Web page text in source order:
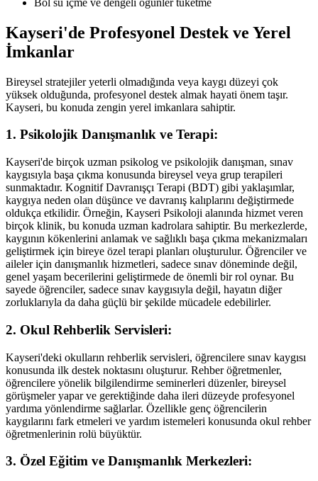
Bol su içme ve dengeli öğünler tüketme
Kayseri'de Profesyonel Destek ve Yerel
İmkanlar
Bireysel stratejiler yeterli olmadığında veya kaygı düzeyi çok
yüksek olduğunda, profesyonel destek almak hayati önem taşır.
Kayseri, bu konuda zengin yerel imkanlara sahiptir.
1. Psikolojik Danışmanlık ve Terapi:
Kayseri'de birçok uzman psikolog ve psikolojik danışman, sınav
kaygısıyla başa çıkma konusunda bireysel veya grup terapileri
sunmaktadır. Kognitif Davranışçı Terapi (BDT) gibi yaklaşımlar,
kaygıya neden olan düşünce ve davranış kalıplarını değiştirmede
oldukça etkilidir. Örneğin, Kayseri Psikoloji alanında hizmet veren
birçok klinik, bu konuda uzman kadrolara sahiptir. Bu merkezlerde,
kaygının kökenlerini anlamak ve sağlıklı başa çıkma mekanizmaları
geliştirmek için bireye özel terapi planları oluşturulur. Öğrenciler ve
aileler için danışmanlık hizmetleri, sadece sınav döneminde değil,
genel yaşam becerilerini geliştirmede de önemli bir rol oynar. Bu
sayede öğrenciler, sadece sınav kaygısıyla değil, hayatın diğer
zorluklarıyla da daha güçlü bir şekilde mücadele edebilirler.
2. Okul Rehberlik Servisleri:
Kayseri'deki okulların rehberlik servisleri, öğrencilere sınav kaygısı
konusunda ilk destek noktasını oluşturur. Rehber öğretmenler,
öğrencilere yönelik bilgilendirme seminerleri düzenler, bireysel
görüşmeler yapar ve gerektiğinde daha ileri düzeyde profesyonel
yardıma yönlendirme sağlarlar. Özellikle genç öğrencilerin
kaygılarını fark etmeleri ve yardım istemeleri konusunda okul rehber
öğretmenlerinin rolü büyüktür.
3. Özel Eğitim ve Danışmanlık Merkezleri: